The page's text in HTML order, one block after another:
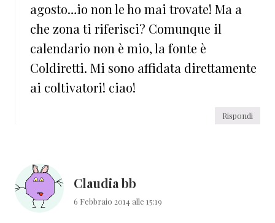
agosto…io non le ho mai trovate! Ma a
che zona ti riferisci? Comunque il
calendario non è mio, la fonte è
Coldiretti. Mi sono affidata direttamente
ai coltivatori! ciao!
Rispondi
Claudia bb
6 Febbraio 2014 alle 15:19